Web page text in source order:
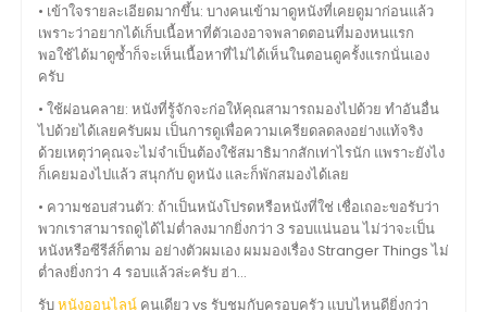
• เข้าใจรายละเอียดมากขึ้น: บางคนเข้ามาดูหนังที่เคยดูมาก่อนแล้ว
เพราะว่าอยากได้เก็บเนื้อหาที่ตัวเองอาจพลาดตอนที่มองหนแรก
พอใช้ได้มาดูซ้ำก็จะเห็นเนื้อหาที่ไม่ได้เห็นในตอนดูครั้งแรกนั่นเอง
ครับ
• ใช้ผ่อนคลาย: หนังที่รู้จักจะก่อให้คุณสามารถมองไปด้วย ทำอันอื่น
ไปด้วยได้เลยครับผม เป็นการดูเพื่อความเครียดลดลงอย่างแท้จริง
ด้วยเหตุว่าคุณจะไม่จำเป็นต้องใช้สมาธิมากสักเท่าไรนัก แพราะยังไง
ก็เคยมองไปแล้ว สนุกกับ ดูหนัง และก็พักสมองได้เลย
• ความชอบส่วนตัว: ถ้าเป็นหนังโปรดหรือหนังที่ใช่ เชื่อเถอะขอรับว่า
พวกเราสามารถดูได้ไม่ต่ำลงมากยิ่งกว่า 3 รอบแน่นอน ไม่ว่าจะเป็น
หนังหรือซีรีส์ก็ตาม อย่างตัวผมเอง ผมมองเรื่อง Stranger Things ไม่
ต่ำลงยิ่งกว่า 4 รอบแล้วล่ะครับ ฮ่า…
รับหนังออนไลน์ คนเดียว vs รับชมกับครอบครัว แบบไหนดียิ่งกว่า